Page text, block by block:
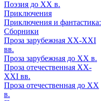
Поэзия до XX в.
Приключения
Приключения и фантастика:
Сборники
Проза зарубежная XX-XXI
вв.
Проза зарубежная до XX в.
Проза отечественная XX-
XXI вв.
Проза отечественная до XX
в.